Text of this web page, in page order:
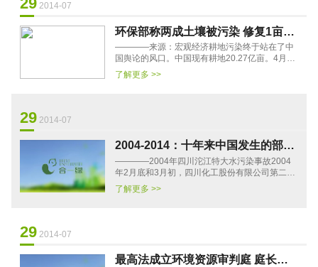
2014-07
环保部称两成土壤被污染 修复1亩地
要花200年收入
————来源：宏观经济耕地污染终于站在了中
国舆论的风口。中国现有耕地20.27亿亩。4月17
日，环保部向社会通报全国土壤污染状况，按照
公报，有19.4%的耕地点位···
了解更多 >>
29 2014-07
2004-2014：十年来中国发生的部分
水污染事件
————2004年四川沱江特大水污染事故2004
年2月底和3月初，四川化工股份有限公司第二化
肥厂将大量高浓度氨氮废水排入沱江支流毗河，
导致沱江江水变黄变臭，氨···
了解更多 >>
29 2014-07
最高法成立环境资源审判庭 庭长郑